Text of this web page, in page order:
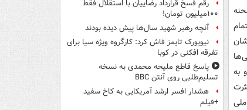
به
کثرت
ملی
رقم فسخ قرارداد رضاییان با استقلال فقط
۱۰۰میلیون تومان!
آنچه رهبر شهید سال‌ها پیش دیده بودند
نیویورک تایمز فاش کرد: کارگروه ویژه سیا برای
تفرقه افکنی در کوبا
پاسخ قاطع ملیحه محمدی به نسخه
تسلیم‌طلبی روی آنتن BBC
هشدار افسر ارشد آمریکایی به کاخ سفید
+فیلم